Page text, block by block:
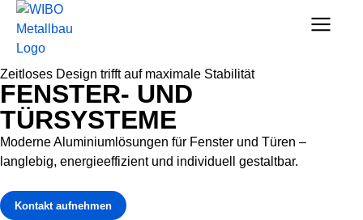
Zeitloses Design trifft auf maximale Stabilität
FENSTER- UND
TÜRSYSTEME
Moderne Aluminiumlösungen für Fenster und Türen –
langlebig, energieeffizient und individuell gestaltbar.
Kontakt aufnehmen